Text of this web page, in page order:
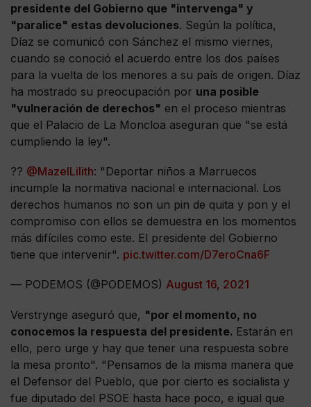
presidente del Gobierno que "intervenga" y
"paralice" estas devoluciones. Según la política,
Díaz se comunicó con Sánchez el mismo viernes,
cuando se conoció el acuerdo entre los dos países
para la vuelta de los menores a su país de origen. Díaz
ha mostrado su preocupación por una posible
"vulneración de derechos" en el proceso mientras
que el Palacio de La Moncloa aseguran que "se está
cumpliendo la ley".
?? @MazelLilith: "Deportar niños a Marruecos
incumple la normativa nacional e internacional. Los
derechos humanos no son un pin de quita y pon y el
compromiso con ellos se demuestra en los momentos
más difíciles como este. El presidente del Gobierno
tiene que intervenir". pic.twitter.com/D7eroCna6F
— PODEMOS (@PODEMOS) August 16, 2021
Verstrynge aseguró que, "por el momento, no
conocemos la respuesta del presidente. Estarán en
ello, pero urge y hay que tener una respuesta sobre
la mesa pronto". "Pensamos de la misma manera que
el Defensor del Pueblo, que por cierto es socialista y
fue diputado del PSOE hasta hace poco, e igual que